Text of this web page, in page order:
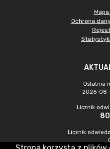
Ochrona
Ostatnia
2026-08-
Licznik
Licznik